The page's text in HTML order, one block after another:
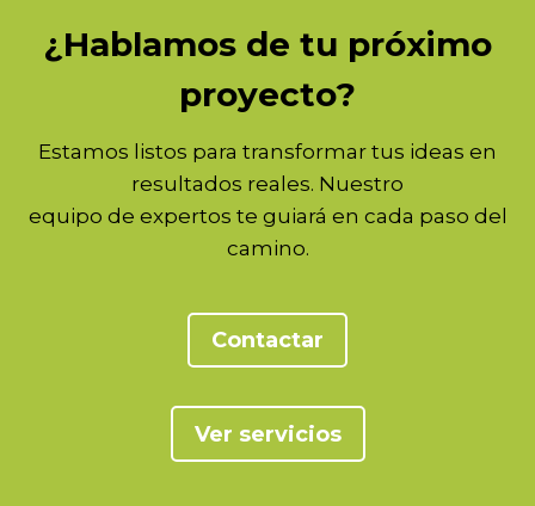
¿Hablamos de tu próximo
proyecto?
Estamos listos para transformar tus ideas en
resultados reales. Nuestro
equipo de expertos te guiará en cada paso del
camino.
Contactar
Ver servicios